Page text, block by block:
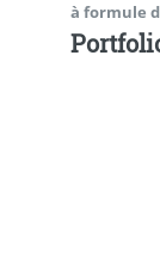
à formule